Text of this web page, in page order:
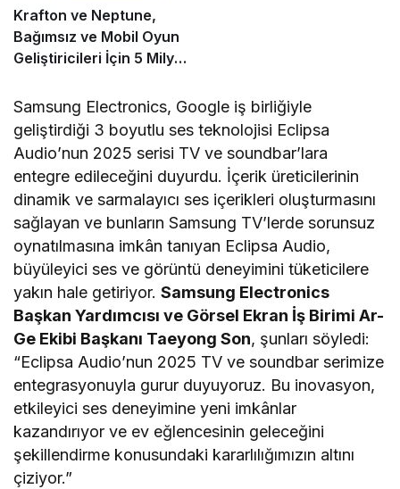
Krafton ve Neptune,
Bağımsız ve Mobil Oyun
Geliştiricileri İçin 5 Milyon
Yarışmasını Başlattı
Samsung Electronics, Google iş birliğiyle
geliştirdiği 3 boyutlu ses teknolojisi Eclipsa
Audio’nun 2025 serisi TV ve soundbar’lara
entegre edileceğini duyurdu. İçerik üreticilerinin
dinamik ve sarmalayıcı ses içerikleri oluşturmasını
sağlayan ve bunların Samsung TV’lerde sorunsuz
oynatılmasına imkân tanıyan Eclipsa Audio,
büyüleyici ses ve görüntü deneyimini tüketicilere
yakın hale getiriyor.Samsung Electronics
Başkan Yardımcısı ve Görsel Ekran İş Birimi Ar-
Ge Ekibi Başkanı Taeyong Son, şunları söyledi:
“Eclipsa Audio’nun 2025 TV ve soundbar serimize
entegrasyonuyla gurur duyuyoruz. Bu inovasyon,
etkileyici ses deneyimine yeni imkânlar
kazandırıyor ve ev eğlencesinin geleceğini
şekillendirme konusundaki kararlılığımızın altını
çiziyor.”